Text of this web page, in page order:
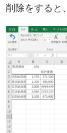
削除をすると